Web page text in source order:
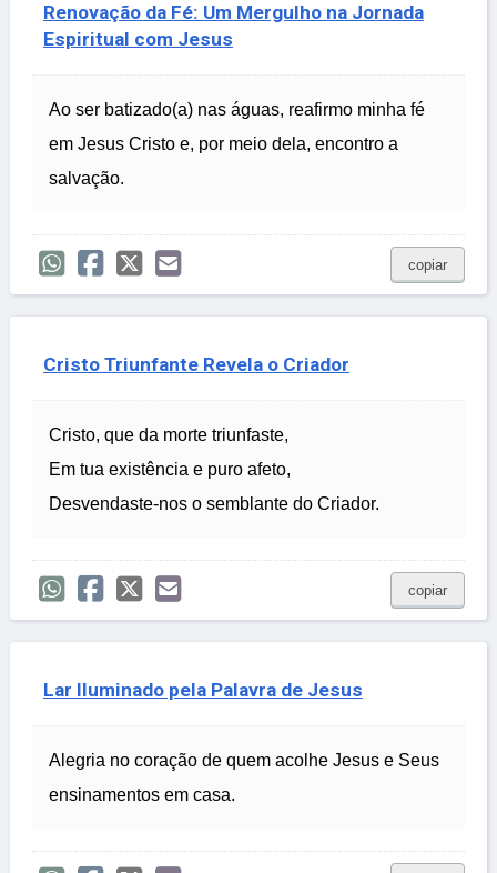
Renovação da Fé: Um Mergulho na Jornada
Espiritual com Jesus
Ao ser batizado(a) nas águas, reafirmo minha fé
em Jesus Cristo e, por meio dela, encontro a
salvação.
copiar
Cristo Triunfante Revela o Criador
Cristo, que da morte triunfaste,
Em tua existência e puro afeto,
Desvendaste-nos o semblante do Criador.
copiar
Lar Iluminado pela Palavra de Jesus
Alegria no coração de quem acolhe Jesus e Seus
ensinamentos em casa.